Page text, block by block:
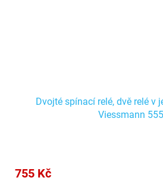
Dvojté spínací relé, dvě relé v
Viessmann
755 Kč